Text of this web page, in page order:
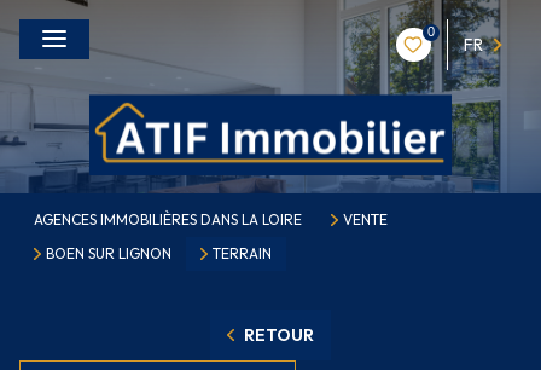
0
FR
AGENCES IMMOBILIÈRES DANS LA LOIRE
VENTE
BOEN SUR LIGNON
TERRAIN
RETOUR